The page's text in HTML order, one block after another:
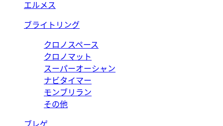
エルメス
ブライトリング
クロノスペース
クロノマット
スーパーオーシャン
ナビタイマー
モンブリラン
その他
ブレゲ